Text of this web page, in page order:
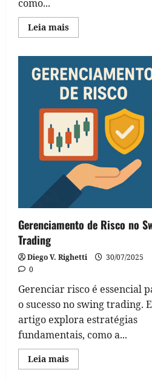
como...
Leia maisRead
more
um
Portfólio
de
Ações
Gerenciamento de Risco no
Trading
Diego V. Righetti
30/07/2025
0
Gerenciar risco é essencial
o sucesso no swing trading.
artigo explora estratégias
fundamentais, como a...
Leia maisRead
more